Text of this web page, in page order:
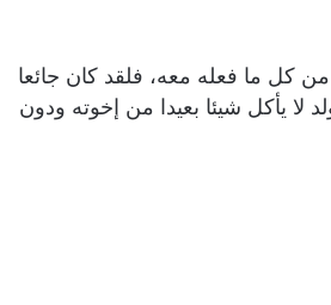
كل ما فعله معه، فلقد كان جائعا
لا يأكل شيئا بعيدا من إخوته ودون